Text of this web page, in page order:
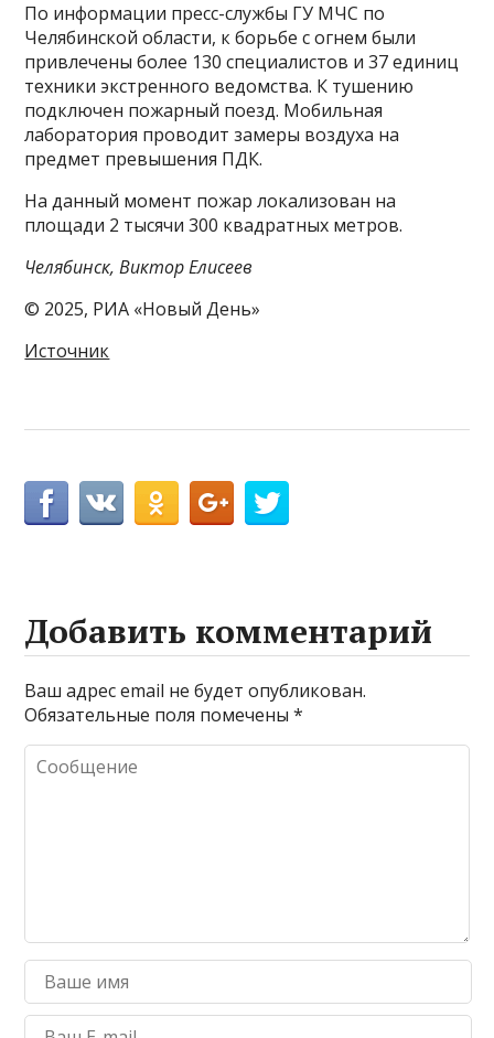
По информации пресс-службы ГУ МЧС по
Челябинской области, к борьбе с огнем были
привлечены более 130 специалистов и 37 единиц
техники экстренного ведомства. К тушению
подключен пожарный поезд. Мобильная
лаборатория проводит замеры воздуха на
предмет превышения ПДК.
На данный момент пожар локализован на
площади 2 тысячи 300 квадратных метров.
Челябинск, Виктор Елисеев
© 2025, РИА «Новый День»
Источник
Добавить комментарий
Ваш адрес email не будет опубликован.
Обязательные поля помечены*